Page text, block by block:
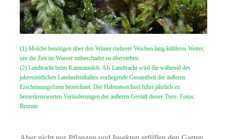
(1) Molche benötigen über den Winter mehrere Wochen lang kühleres Wetter,
um die Zeit im Wasser unbeschadet zu überstehen.
(2) Landtracht beim Kammmolch: Als Landtracht wird die während des
jahreszeitlichen Landaufenthaltes vorliegende Gesamtheit der äußeren
Erscheinungsform bezeichnet. Der Habitatwechsel führt jährlich zu
bemerkenswerten Veränderungen der äußeren Gestalt dieser Tiere. Fotos:
Brumm